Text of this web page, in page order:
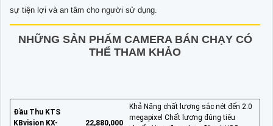
sự tiện lợi và an tâm cho người sử dụng.
NHỮNG SẢN PHẨM CAMERA BÁN CHẠY CÓ
THỂ THAM KHẢO
Đầu Thu KTS
KBvision KX-
22,880,000
Khả Năng chất lượng sắc nét đến 2.0
megapixel Chất lượng đúng tiêu